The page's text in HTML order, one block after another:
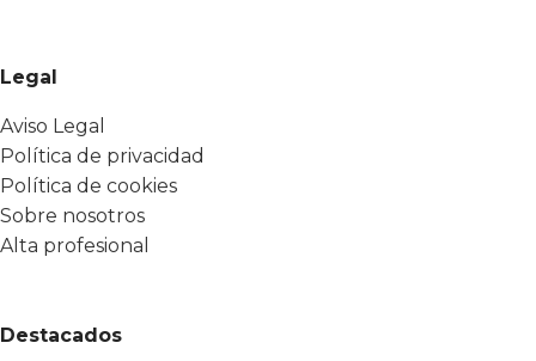
Legal
Aviso Legal
Política de privacidad
Política de cookies
Sobre nosotros
Alta profesional
Destacados